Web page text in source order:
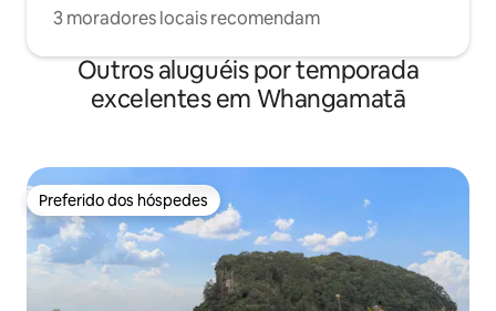
3 moradores locais recomendam
Outros aluguéis por temporada
excelentes em Whangamatā
Preferido dos hóspedes
Preferido dos hóspedes